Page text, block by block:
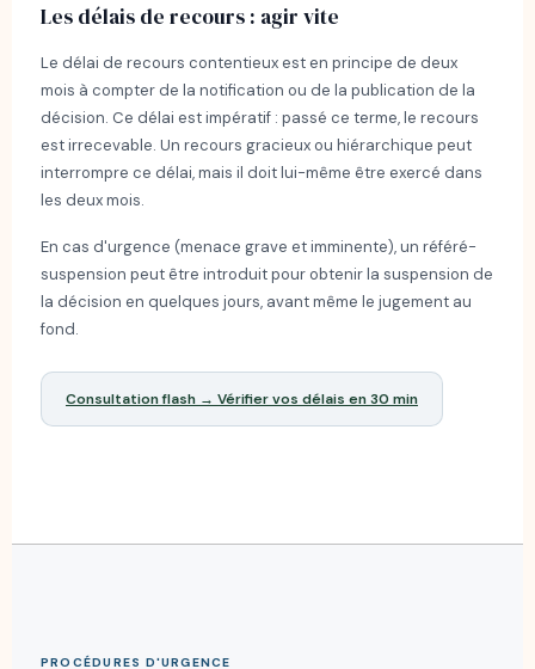
Les délais de recours : agir vite
Le délai de recours contentieux est en principe de deux
mois à compter de la notification ou de la publication de la
décision. Ce délai est impératif : passé ce terme, le recours
est irrecevable. Un recours gracieux ou hiérarchique peut
interrompre ce délai, mais il doit lui-même être exercé dans
les deux mois.
En cas d'urgence (menace grave et imminente), un référé-
suspension peut être introduit pour obtenir la suspension de
la décision en quelques jours, avant même le jugement au
fond.
Consultation flash → Vérifier vos délais en 30 min
PROCÉDURES D'URGENCE